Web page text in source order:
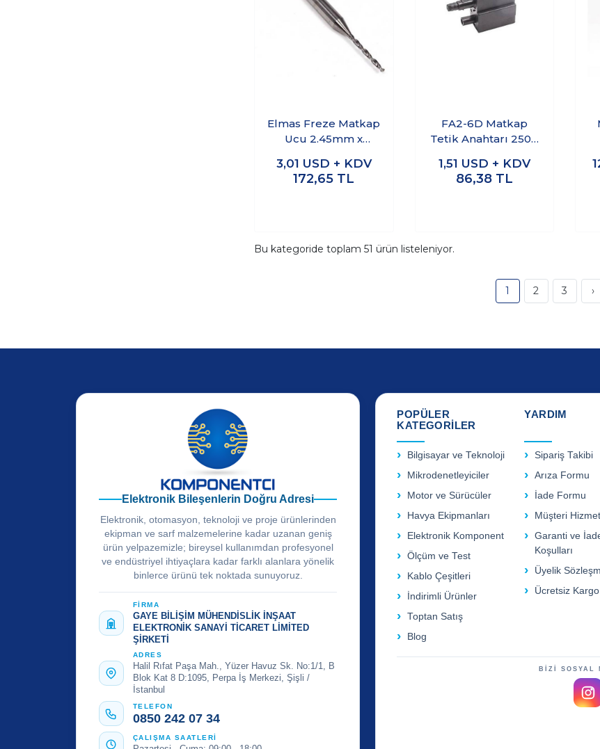
Elmas Freze Matkap
Ucu 2.45mm x
3,01 USD + KDV
172,65 TL
FA2-6D Matkap
Tetik Anahtarı 250V
1,51 USD + KDV
86,38 TL
Bu kategoride toplam 51 ürün listeleniyor.
1 2 3 ›
Elektronik Bileşenlerin Doğru Adresi
Elektronik, otomasyon, teknoloji ve proje ürünlerinden
ekipman ve sarf malzemelerine kadar uzanan geniş
ürün yelpazemizle; bireysel kullanımdan profesyonel
ve endüstriyel ihtiyaçlara kadar farklı alanlara yönelik
binlerce ürünü tek noktada sunuyoruz.
FİRMA
GAYE BİLİŞİM MÜHENDİSLİK İNŞAAT
ELEKTRONİK SANAYİ TİCARET LİMİTED
ŞİRKETİ
ADRES
Halil Rıfat Paşa Mah., Yüzer Havuz Sk. No:1/1, B
Blok Kat 8 D:1095, Perpa İş Merkezi, Şişli /
İstanbul
TELEFON
0850 242 07 34
ÇALIŞMA SAATLERİ
POPÜLER
KATEGORİLER
Bilgisayar ve Teknoloji
Mikrodenetleyiciler
Motor ve Sürücüler
Havya Ekipmanları
Elektronik Komponent
Ölçüm ve Test
Kablo Çeşitleri
İndirimli Ürünler
Toptan Satış
Blog
YARDIM
Sipariş Takibi
Arıza Formu
İade Formu
Müşteri
Garanti ve
Koşulları
Üyelik
Ücretsiz Kargo
BİZİ SOSYAL